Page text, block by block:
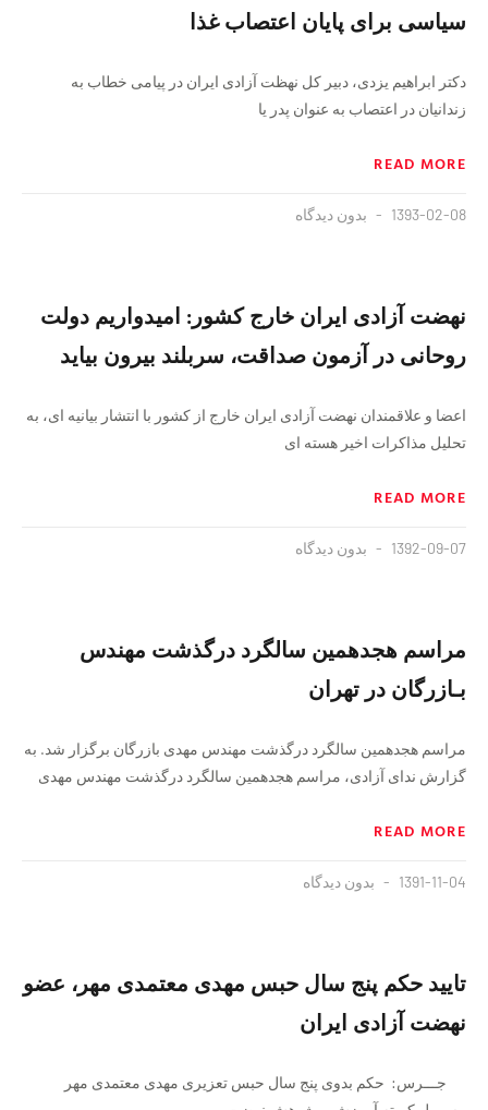
سیاسی برای پایان اعتصاب غذا
دکتر ابراهیم یزدی، دبیر کل نهظت آزادی ایران در پیامی خطاب به
زندانیان در اعتصاب به عنوان پدر یا
READ MORE
1393-02-08 بدون دیدگاه
نهضت آزادی ایران خارج کشور: امیدواریم دولت
روحانی در آزمون صداقت، سربلند بیرون بیاید
اعضا و علاقمندان نهضت آزادی ایران خارج از کشور با انتشار بیانیه ای، به
تحلیل مذاکرات اخیر هسته ای
READ MORE
1392-09-07 بدون دیدگاه
مراسم هجدهمین سالگرد درگذشت مهندس
بـازرگان در تهران
مراسم هجدهمین سالگرد درگذشت مهندس مهدی بازرگان برگزار شد. به
گزارش ندای آزادی، مراسم هجدهمین سالگرد درگذشت مهندس مهدی
READ MORE
1391-11-04 بدون دیدگاه
تایید حکم پنج سال حبس مهدی معتمدی مهر، عضو
نهضت آزادی ایران
جـــرس: حكم بدوی پنج سال حبس تعزیری مهدی معتمدی مهر